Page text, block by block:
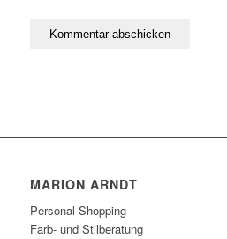
MARION ARNDT
Personal Shopping
Farb- und Stilberatung